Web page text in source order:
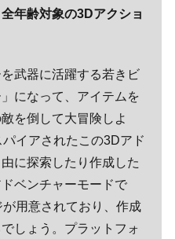
年齢対象の3Dアクショ
武器に活躍する若きビ
になって、アイテムを
を倒して大冒険しよ
イアされたこの3Dアド
に探索したり作成した
ベンチャーモードで
用意されており、作成
しょう。プラットフォ